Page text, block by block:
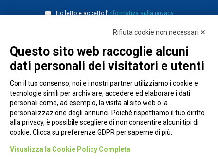
Ho letto e accetto l’informativa sulla privacy
Piazza Alessandria, 24 - 00198 Roma
Rifiuta cookie non necessari ✕
Questo sito web raccoglie alcuni
dati personali dei visitatori e utenti
Con il tuo consenso, noi e i nostri partner utilizziamo i cookie e
tecnologie simili per archiviare, accedere ed elaborare i dati
personali come, ad esempio, la visita al sito web o la
personalizzazione degli annunci. Poiché rispettiamo il tuo diritto
alla privacy, è possibile scegliere di non consentire alcuni tipi di
cookie. Clicca su preferenze GDPR per saperne di più.
Visualizza la Cookie Policy Completa